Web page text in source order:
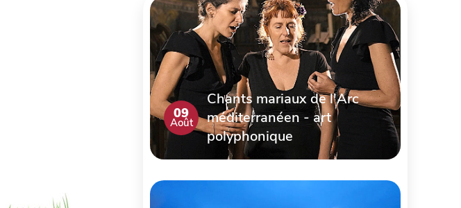
09
Août
Chants mariaux de l'Arc
méditerranéen - art
polyphonique